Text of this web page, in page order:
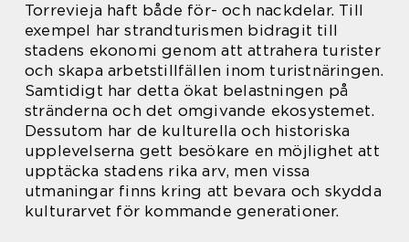
Torrevieja haft både för- och nackdelar. Till
exempel har strandturismen bidragit till
stadens ekonomi genom att attrahera turister
och skapa arbetstillfällen inom turistnäringen.
Samtidigt har detta ökat belastningen på
stränderna och det omgivande ekosystemet.
Dessutom har de kulturella och historiska
upplevelserna gett besökare en möjlighet att
upptäcka stadens rika arv, men vissa
utmaningar finns kring att bevara och skydda
kulturarvet för kommande generationer.